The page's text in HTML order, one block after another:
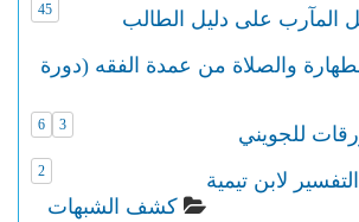
المآرب على دليل الطالب 45
والصلاة من عمدة الفقه (دورة
6 للجويني 3
لابن تيمية 2
كشف الشبهات